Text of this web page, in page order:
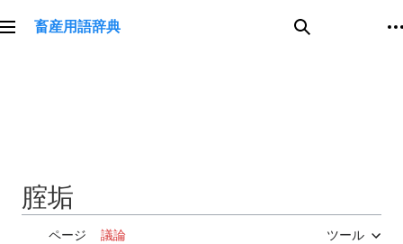
ンメインメニュー
畜産用語辞典
検索
腟垢
ページ 議論 ツール